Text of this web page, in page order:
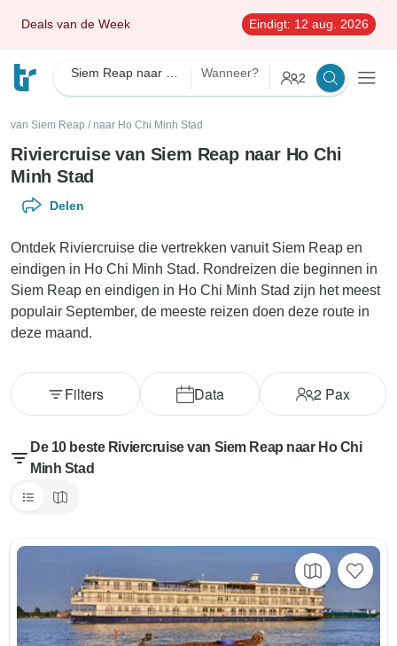
Deals van de Week Eindigt: 12 aug. 2026
Wanneer? 2
van Siem Reap / naar Ho Chi Minh Stad
Riviercruise van Siem Reap naar Ho Chi
Minh Stad
Delen
Ontdek Riviercruise die vertrekken vanuit Siem Reap en
eindigen in Ho Chi Minh Stad. Rondreizen die beginnen in
Siem Reap en eindigen in Ho Chi Minh Stad zijn het meest
populair September, de meeste reizen doen deze route in
deze maand.
Data 2 Pax
Filters
De 10 beste Riviercruise van Siem Reap naar Ho Chi
Minh Stad